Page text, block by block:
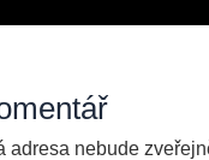
adresa nebude